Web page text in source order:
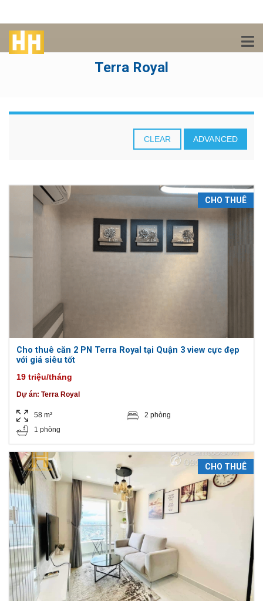
Terra Royal
CLEAR ADVANCED
CHO THUÊ
Cho thuê căn 2 PN Terra Royal tại Quận 3 view cực đẹp
với giá siêu tốt
19 triệu/tháng
Dự án: Terra Royal
58 m²
2 phòng
1 phòng
CHO THUÊ